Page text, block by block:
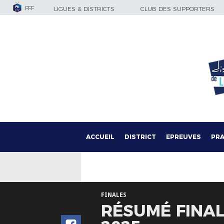
FFF LIGUES & DISTRICTS CLUB DES SUPPORTERS
ACCUEIL DISTRICT EPREUVES
FINALES
RÉSUMÉ